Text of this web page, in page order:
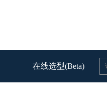
在线选型(Beta)